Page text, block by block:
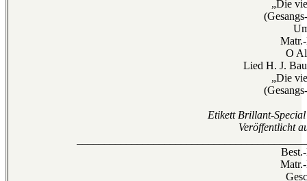
„Die
O
Lied H. J.
„Die
Etikett Brillant-
Veröffentlicht